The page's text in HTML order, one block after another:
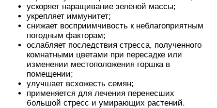
ускоряет наращивание зеленой массы;
укрепляет иммунитет;
снижает восприимчивость к неблагоприятным
погодным факторам;
ослабляет последствия стресса, полученного
комнатными цветами при пересадке или
изменении местоположения горшка в
помещении;
улучшает всхожесть семян;
применяется для лечения перенесших
большой стресс и умирающих растений.